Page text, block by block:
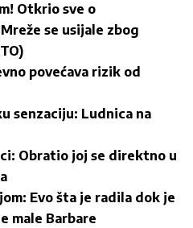
Otkrio sve o
se usijale zbog
povećava rizik od
senzaciju: Ludnica na
Obratio joj se direktno u
Evo šta je radila dok je
male Barbare